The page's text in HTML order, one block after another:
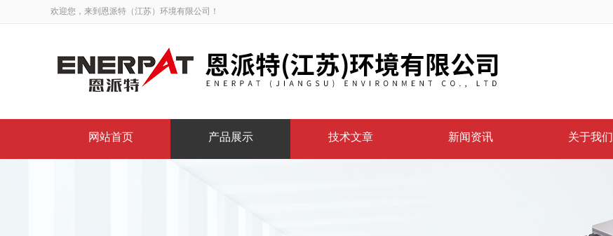
欢迎您，来到恩派特（江苏）环境有限公司！
网站首页 产品展示 技术文章 新闻资讯 关于我们